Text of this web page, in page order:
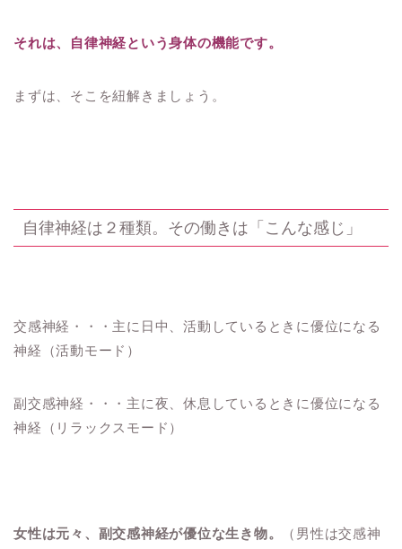
それは、自律神経という身体の機能です。
まずは、そこを紐解きましょう。
自律神経は２種類。その働きは「こんな感じ」
交感神経・・・主に日中、活動しているときに優位になる
神経（活動モード）
副交感神経・・・主に夜、休息しているときに優位になる
神経（リラックスモード）
女性は元々、副交感神経が優位な生き物。
（男性は交感神